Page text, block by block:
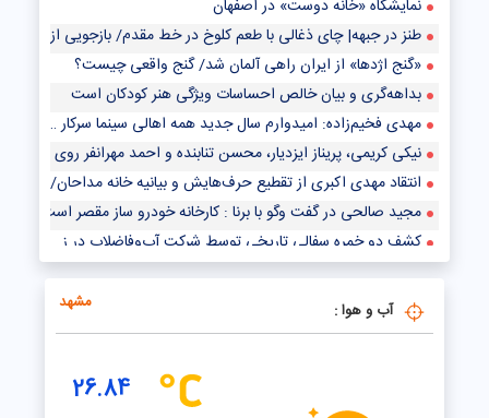
نمایشگاه «خانه دوست» در اصفهان
طنز در جبهه| چای ذغالی با طعم کلوخ در خط مقدم‌/ بازجویی از اسرای ایرانی
«گنج اژدها» از ایران راهی آلمان شد/ گنج واقعی چیست؟
بداهه‌گری و بیان خالص احساسات ویژگی هنر کودکان است
مهدی فخیم‌زاده: امیدوارم سال جدید همه اهالی سینما سرکار بروند
نیکی کریمی، پریناز ایزدیار، محسن تنابنده و احمد مهرانفر روی پرده سینماها
انتقاد مهدی اکبری از تقطیع حرف‌هایش و بیانیه خانه مداحان/ همیشه
مجید صالحی در گفت وگو با برنا : کارخانه خودرو ساز مقصر است نه سازمان
کشف دو خمره سفالی تاریخی توسط شرکت آب‌وفاضلاب در زنجان
کارگردان «آه سرد»: قتل‌های ناموسی ریشه در مسائل فرهنگی خانواده و
آب و هوا : مشهد
26.84